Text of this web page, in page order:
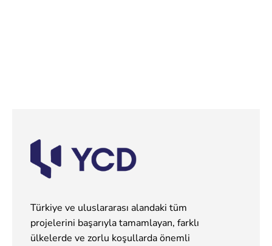
Türkiye ve uluslararası alandaki tüm
projelerini başarıyla tamamlayan, farklı
ülkelerde ve zorlu koşullarda önemli